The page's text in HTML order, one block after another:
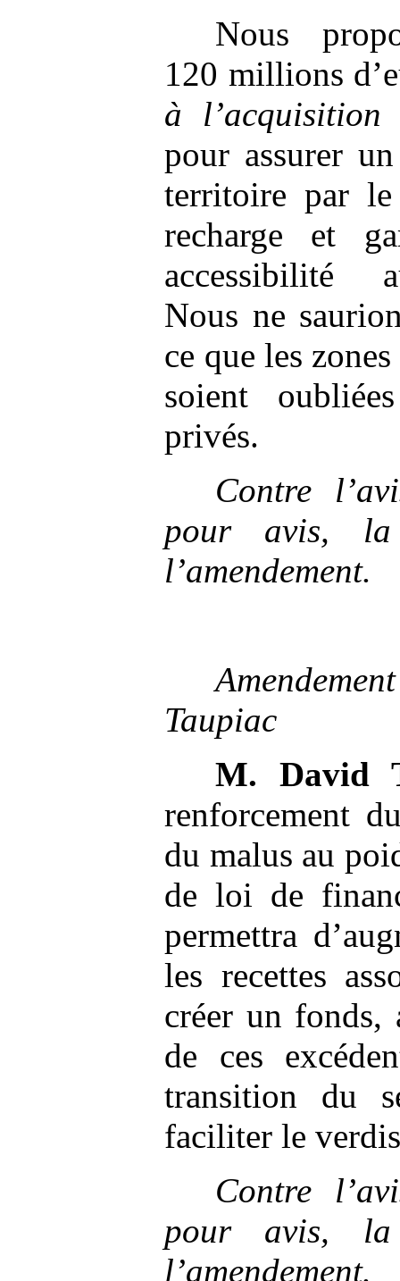
Nous
120 millions
à l’acquisition
pour assurer
territoire par le
recharge et
accessibilité
Nous ne
ce que les
soient
privés.
Contre
pour avis,
l’amendement.
Taupiac
M.
David
renforcement
du malus au
de loi de
permettra
les recettes
créer un fonds,
de ces
transition du
faciliter le
Contre
pour avis,
l’amendement.